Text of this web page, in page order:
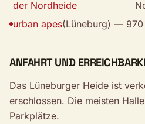
der Nordheide
urban apes(Lüneburg) — 970
ANFAHRT UND
Das Lüneburger Heide ist
erschlossen. Die meisten
Parkplätze.